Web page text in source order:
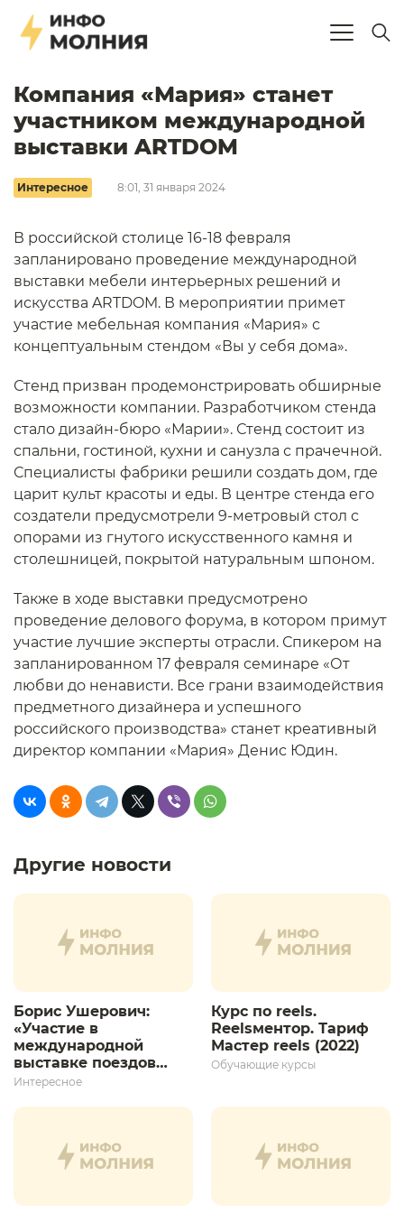
Компания «Мария» станет
участником международной
выставки ARTDOM
Интересное 8:01, 31 января 2024
В российской столице 16-18 февраля
запланировано проведение международной
выставки мебели интерьерных решений и
искусства ARTDOM. В мероприятии примет
участие мебельная компания «Мария» с
концептуальным стендом «Вы у себя дома».
Стенд призван продемонстрировать обширные
возможности компании. Разработчиком стенда
стало дизайн-бюро «Марии». Стенд состоит из
спальни, гостиной, кухни и санузла с прачечной.
Специалисты фабрики решили создать дом, где
царит культ красоты и еды. В центре стенда его
создатели предусмотрели 9-метровый стол с
опорами из гнутого искусственного камня и
столешницей, покрытой натуральным шпоном.
Также в ходе выставки предусмотрено
проведение делового форума, в котором примут
участие лучшие эксперты отрасли. Спикером на
запланированном 17 февраля семинаре «От
любви до ненависти. Все грани взаимодействия
предметного дизайнера и успешного
российского производства» станет креативный
директор компании «Мария» Денис Юдин.
Другие новости
Борис Ушерович:
«Участие в
международной
выставке поездов
дает толчок для
развития»
Интересное
Курс по reels.
Reelsментор. Тариф
Мастер reels (2022)
Обучающие курсы